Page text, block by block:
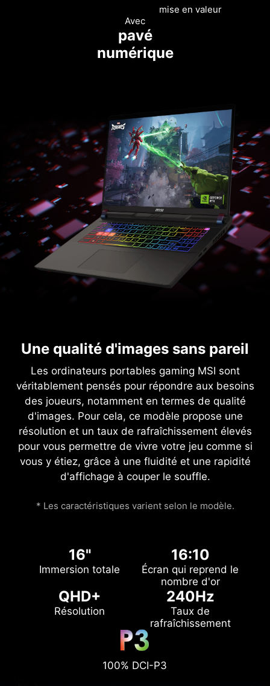
mise en valeur
Avec
pavé
numérique
Une qualité d'images sans pareil
Les ordinateurs portables gaming MSI sont
véritablement pensés pour répondre aux besoins
des joueurs, notamment en termes de qualité
d'images. Pour cela, ce modèle propose une
résolution et un taux de rafraîchissement élevés
pour vous permettre de vivre votre jeu comme si
vous y étiez, grâce à une fluidité et une rapidité
d'affichage à couper le souffle.
* Les caractéristiques varient selon le modèle.
16"
Immersion totale
16:10
Écran qui reprend le
nombre d'or
QHD+
Résolution
240Hz
Taux de
rafraîchissement
100% DCI-P3